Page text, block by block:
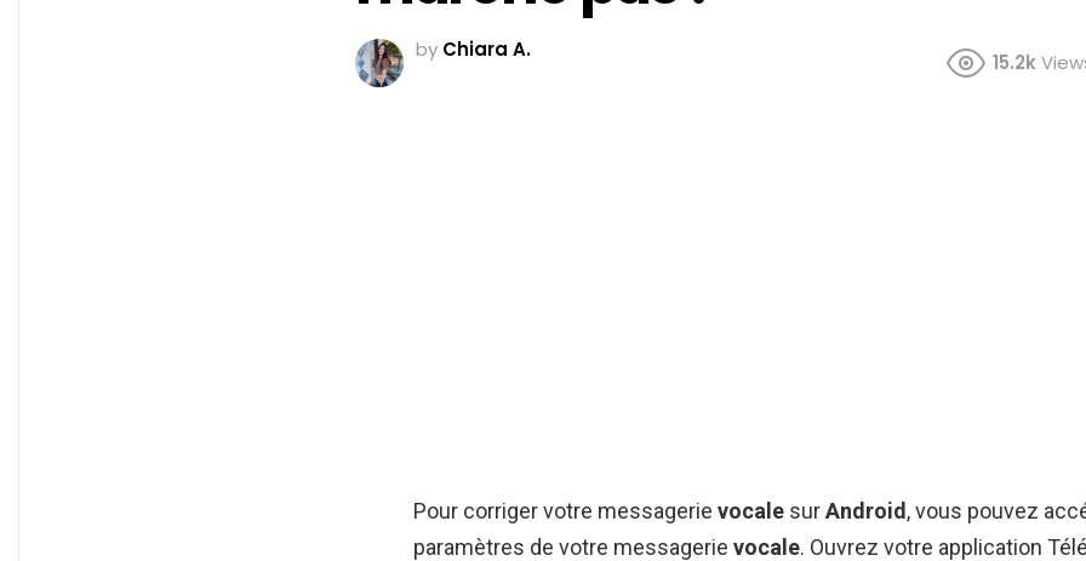
by Chiara A.
15.2k
Pour corriger votre messagerie vocale surAndroid, vous pouvez
paramètres de votre messagerie vocale. Ouvrez votre application